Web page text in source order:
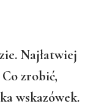
Najłatwiej
zrobić,
wskazówek.